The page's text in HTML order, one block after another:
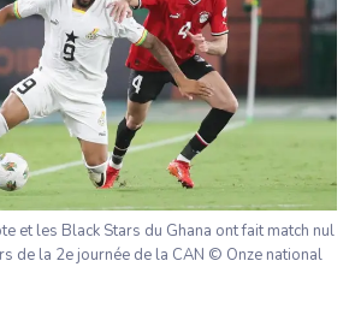
et les Black Stars du Ghana ont fait match nul
de la 2e journée de la CAN © Onze national